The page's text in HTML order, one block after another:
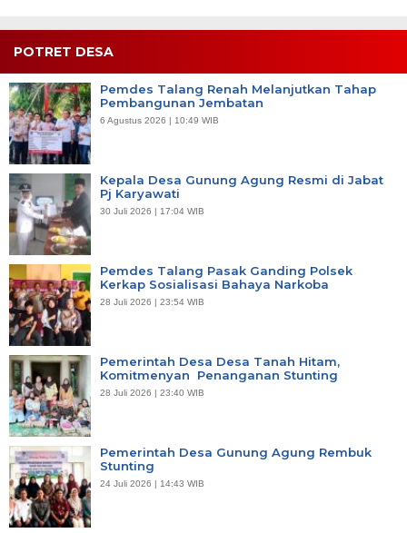
POTRET DESA
Pemdes Talang Renah Melanjutkan Tahap
Pembangunan Jembatan
6 Agustus 2026 | 10:49 WIB
Kepala Desa Gunung Agung Resmi di Jabat
Pj Karyawati
30 Juli 2026 | 17:04 WIB
Pemdes Talang Pasak Ganding Polsek
Kerkap Sosialisasi Bahaya Narkoba
28 Juli 2026 | 23:54 WIB
Pemerintah Desa Desa Tanah Hitam,
Komitmenyan Penanganan Stunting
28 Juli 2026 | 23:40 WIB
Pemerintah Desa Gunung Agung Rembuk
Stunting
24 Juli 2026 | 14:43 WIB